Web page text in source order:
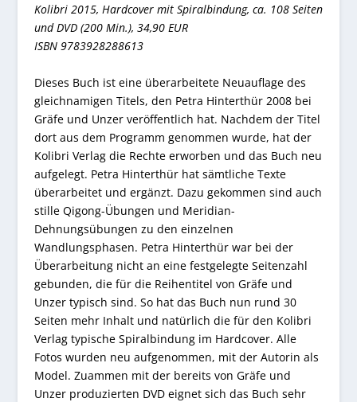
Kolibri 2015, Hardcover mit Spiralbindung, ca. 108 Seiten
und DVD (200 Min.), 34,90 EUR
ISBN 9783928288613
Dieses Buch ist eine überarbeitete Neuauflage des
gleichnamigen Titels, den Petra Hinterthür 2008 bei
Gräfe und Unzer veröffentlich hat. Nachdem der Titel
dort aus dem Programm genommen wurde, hat der
Kolibri Verlag die Rechte erworben und das Buch neu
aufgelegt. Petra Hinterthür hat sämtliche Texte
überarbeitet und ergänzt. Dazu gekommen sind auch
stille Qigong-Übungen und Meridian-
Dehnungsübungen zu den einzelnen
Wandlungsphasen. Petra Hinterthür war bei der
Überarbeitung nicht an eine festgelegte Seitenzahl
gebunden, die für die Reihentitel von Gräfe und
Unzer typisch sind. So hat das Buch nun rund 30
Seiten mehr Inhalt und natürlich die für den Kolibri
Verlag typische Spiralbindung im Hardcover. Alle
Fotos wurden neu aufgenommen, mit der Autorin als
Model. Zuammen mit der bereits von Gräfe und
Unzer produzierten DVD eignet sich das Buch sehr